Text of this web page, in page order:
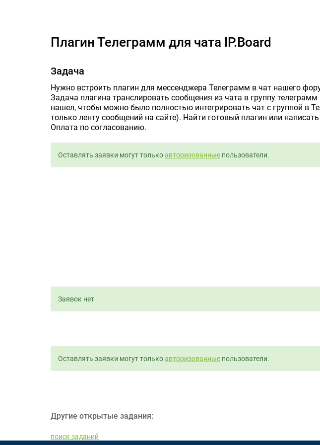
Плагин Телеграмм для чата IP.Board
Задача
Нужно встроить плагин для мессенджера Телеграмм в чат нашего
Задача плагина транслировать сообщения из чата в группу
нашел, чтобы можно было полностью интегрировать чат с группой в
только ленту сообщений на сайте). Найти готовый плагин или
Оплата по согласованию.
Оставлять заявки могут толькоавторизованные пользователи.
Заявок нет
Оставлять заявки могут толькоавторизованные пользователи.
Другие открытые задания:
поиск заданий